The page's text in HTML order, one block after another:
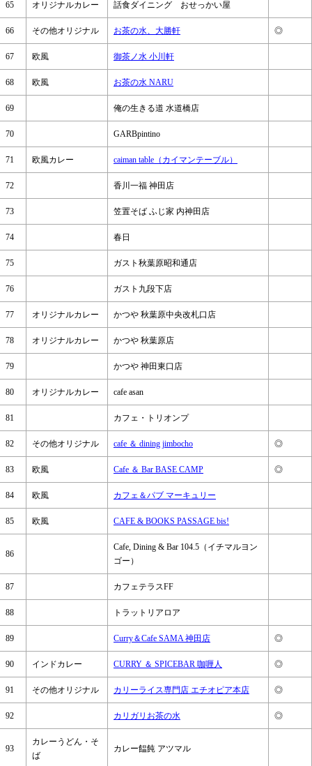
65 オリジナルカレー 話食ダイニング おせっかい屋
66 その他オリジナル お茶の水、大勝軒 ◎
67 欧風 御茶ノ水 小川軒
68 欧風 お茶の水 NARU
69 俺の生きる道 水道橋店
70 GARBpintino
71 欧風カレー caiman table（カイマンテーブル）
72 香川一福 神田店
73 笠置そば ふじ家 内神田店
74 春日
75 ガスト秋葉原昭和通店
76 ガスト九段下店
77 オリジナルカレー かつや 秋葉原中央改札口店
78 オリジナルカレー かつや 秋葉原店
79 かつや 神田東口店
80 オリジナルカレー cafe asan
81 カフェ・トリオンプ
82 その他オリジナル cafe ＆ dining jimbocho ◎
83 欧風 Cafe ＆ Bar BASE CAMP ◎
84 欧風 カフェ＆パブ マーキュリー
85 欧風 CAFE & BOOKS PASSAGE bis!
86
Cafe, Dining & Bar 104.5（イチマルヨン
ゴー）
87 カフェテラスFF
88 トラットリアロア
89 Curry＆Cafe SAMA 神田店 ◎
90 インドカレー CURRY ＆ SPICEBAR 咖喱人 ◎
91 その他オリジナル カリーライス専門店 エチオピア本店 ◎
92 カリガリお茶の水 ◎
93
カレーうどん・そ
ば
カレー饂飩 アツマル